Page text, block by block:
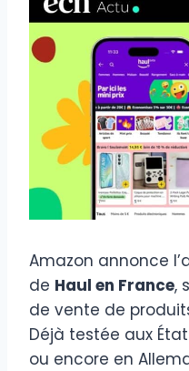
Amazon annonce
de Haul en France,
de vente de
Déjà testée aux
ou encore en